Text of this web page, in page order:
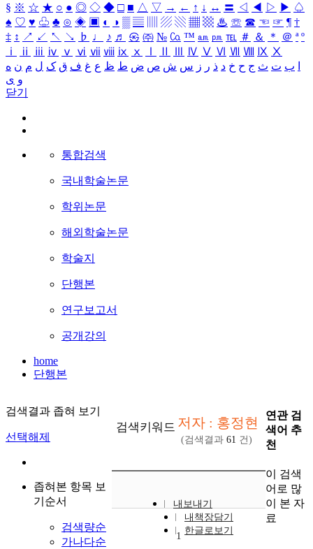
§ ※ ☆ ★ ○ ● ◎ ◇ ◆ □ ■ △ ▽ → ← ↑ ↓ ↔ 〓 ◁ ◀ ▷ ▶ ♤
♠ ♡ ♥ ♧ ♣ ⊙ ◈ ▣ ◐ ◑ ▒ ▤ ▨ ▧ ▦ ▩ ♨ ☏ ☎ ☜ ☞ ¶ †
‡ ↕ ↗ ↙ ↖ ↘ ♭ ♩ ♪ ♬ ㉿ ㈜ № ㏇ ™ ㏂ ㏘ ℡ ＃ ＆ ＊ ＠ ª º
ⅰ
ⅱ ⅲ ⅳ ⅴ ⅵ ⅶ ⅷ ⅸ ⅹ Ⅳ Ⅴ Ⅵ Ⅶ Ⅷ Ⅸ Ⅹ
ب ت ث ج ح خ د ذ ر ز س ش ص ض ط ظ ع غ ف ق ک ل م ن ه
و ی
닫기
통합검색
국내학술논문
학위논문
해외학술논문
학술지
단행본
연구보고서
공개강의
home
단행본
검색결과 좁혀 보기
선택해제
좁혀본 항목 보
기순서
검색량순
가나다순
검색키워드 저자 : 홍정현
(검색결과 61 건)
내보내기
내책장담기
한글로보기
1
연관 검
색어 추
천
이 검색
어로 많
이 본 자
료